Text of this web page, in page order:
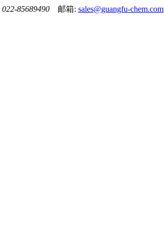
022-85689490 邮箱: sales@guangfu-chem.com